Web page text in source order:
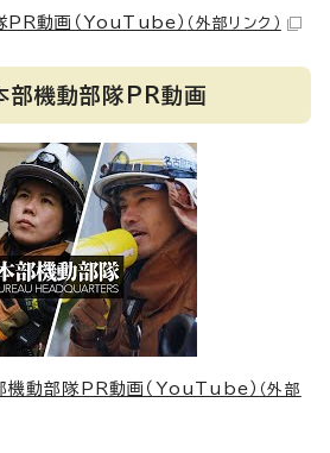
PR動画（YouTube） （外部リンク）
部機動部隊PR動画
機動部隊PR動画（YouTube） （外部